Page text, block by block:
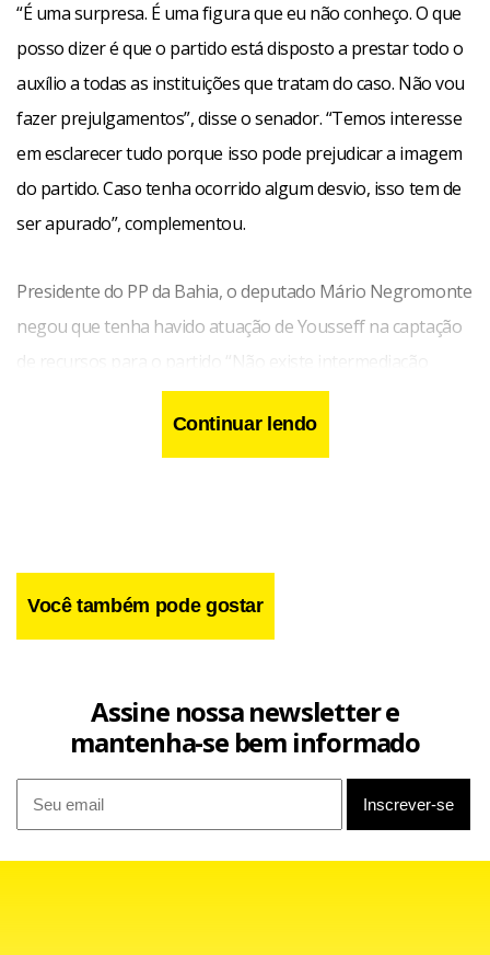
“É uma surpresa. É uma figura que eu não conheço. O que
posso dizer é que o partido está disposto a prestar todo o
auxílio a todas as instituições que tratam do caso. Não vou
fazer prejulgamentos”, disse o senador. “Temos interesse
em esclarecer tudo porque isso pode prejudicar a imagem
do partido. Caso tenha ocorrido algum desvio, isso tem de
ser apurado”, complementou.
Presidente do PP da Bahia, o deputado Mário Negromonte
negou que tenha havido atuação de Yousseff na captação
de recursos para o partido “Não existe intermediação
através do Alberto Yousseff. A intermediação foi com a
empresa. Sou pernambucano e conheço muita gente da
Continuar lendo
Você também pode gostar
Assine nossa newsletter e
mantenha-se bem informado